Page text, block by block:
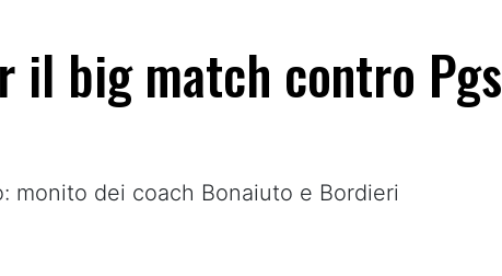
il big match contro Pgs
monito dei coach Bonaiuto e Bordieri